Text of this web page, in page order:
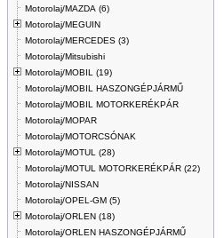
Motorolaj/MAZDA (6)
Motorolaj/MEGUIN
Motorolaj/MERCEDES (3)
Motorolaj/Mitsubishi
Motorolaj/MOBIL (19)
Motorolaj/MOBIL HASZONGÉPJÁRMŰ
Motorolaj/MOBIL MOTORKERÉKPÁR
Motorolaj/MOPAR
Motorolaj/MOTORCSÓNAK
Motorolaj/MOTUL (28)
Motorolaj/MOTUL MOTORKERÉKPÁR (22)
Motorolaj/NISSAN
Motorolaj/OPEL-GM (5)
Motorolaj/ORLEN (18)
Motorolaj/ORLEN HASZONGÉPJÁRMŰ